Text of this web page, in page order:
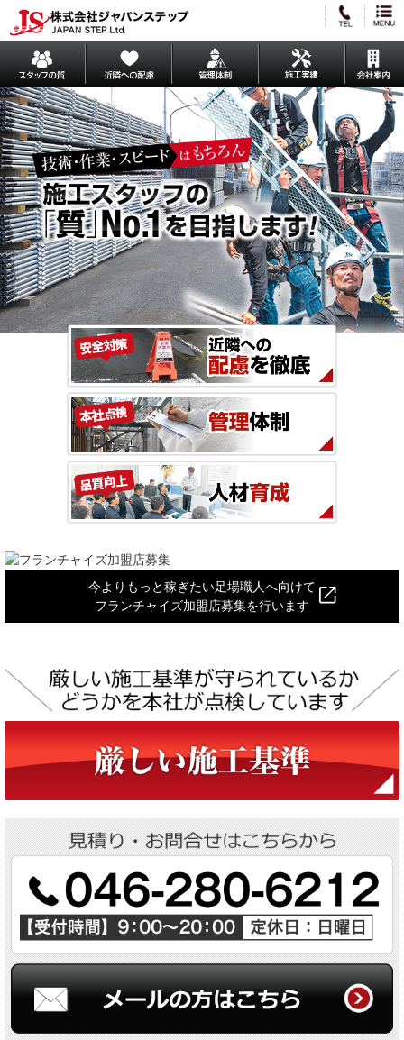
今よりもっと稼ぎたい足場職人へ向けて
フランチャイズ加盟店募集を行います